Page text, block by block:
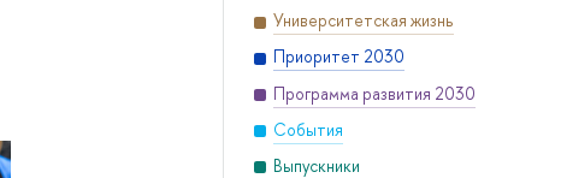
Университетская жизнь
Приоритет 2030
Программа развития 2030
События
Выпускники